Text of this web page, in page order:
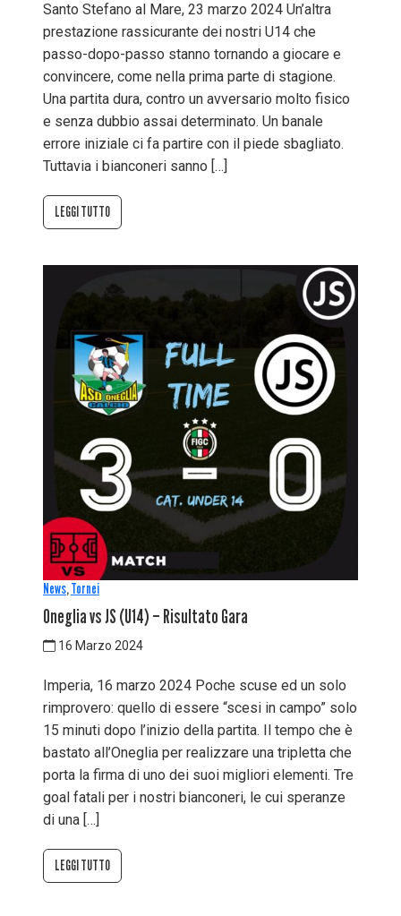
Santo Stefano al Mare, 23 marzo 2024 Un’altra
prestazione rassicurante dei nostri U14 che
passo-dopo-passo stanno tornando a giocare e
convincere, come nella prima parte di stagione.
Una partita dura, contro un avversario molto fisico
e senza dubbio assai determinato. Un banale
errore iniziale ci fa partire con il piede sbagliato.
Tuttavia i bianconeri sanno […]
LEGGI TUTTO
News,Tornei
Oneglia vs JS (U14) – Risultato Gara
16 Marzo 2024
Imperia, 16 marzo 2024 Poche scuse ed un solo
rimprovero: quello di essere “scesi in campo” solo
15 minuti dopo l’inizio della partita. Il tempo che è
bastato all’Oneglia per realizzare una tripletta che
porta la firma di uno dei suoi migliori elementi. Tre
goal fatali per i nostri bianconeri, le cui speranze
di una […]
LEGGI TUTTO